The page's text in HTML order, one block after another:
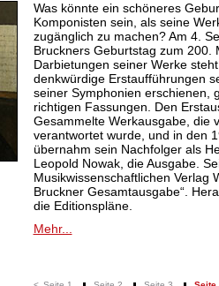
Was könnte ein schöneres
Komponisten sein, als seine
zugänglich zu machen? Am 4.
Bruckners Geburtstag zum 200.
Darbietungen seiner Werke
denkwürdige Erstaufführungen
seiner Symphonien erschienen,
richtigen Fassungen. Den
Gesammelte Werkausgabe, die
verantwortet wurde, und in den
übernahm sein Nachfolger als
Leopold Nowak, die Ausgabe.
Musikwissenschaftlichen Verlag
Bruckner Gesamtausgabe“.
die Editionspläne.
Mehr...